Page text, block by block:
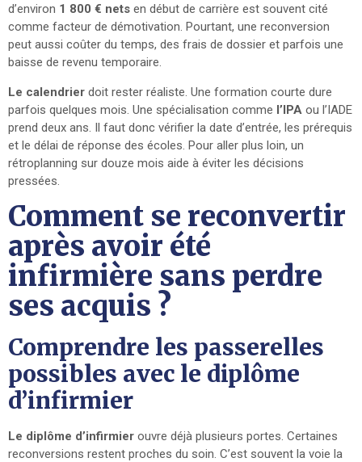
d’environ 1 800 € nets en début de carrière est souvent cité
comme facteur de démotivation. Pourtant, une reconversion
peut aussi coûter du temps, des frais de dossier et parfois une
baisse de revenu temporaire.
Le calendrier doit rester réaliste. Une formation courte dure
parfois quelques mois. Une spécialisation comme l’IPA ou l’IADE
prend deux ans. Il faut donc vérifier la date d’entrée, les prérequis
et le délai de réponse des écoles. Pour aller plus loin, un
rétroplanning sur douze mois aide à éviter les décisions
pressées.
Comment se reconvertir
après avoir été
infirmière sans perdre
ses acquis ?
Comprendre les passerelles
possibles avec le diplôme
d’infirmier
Le diplôme d’infirmier ouvre déjà plusieurs portes. Certaines
reconversions restent proches du soin. C’est souvent la voie la